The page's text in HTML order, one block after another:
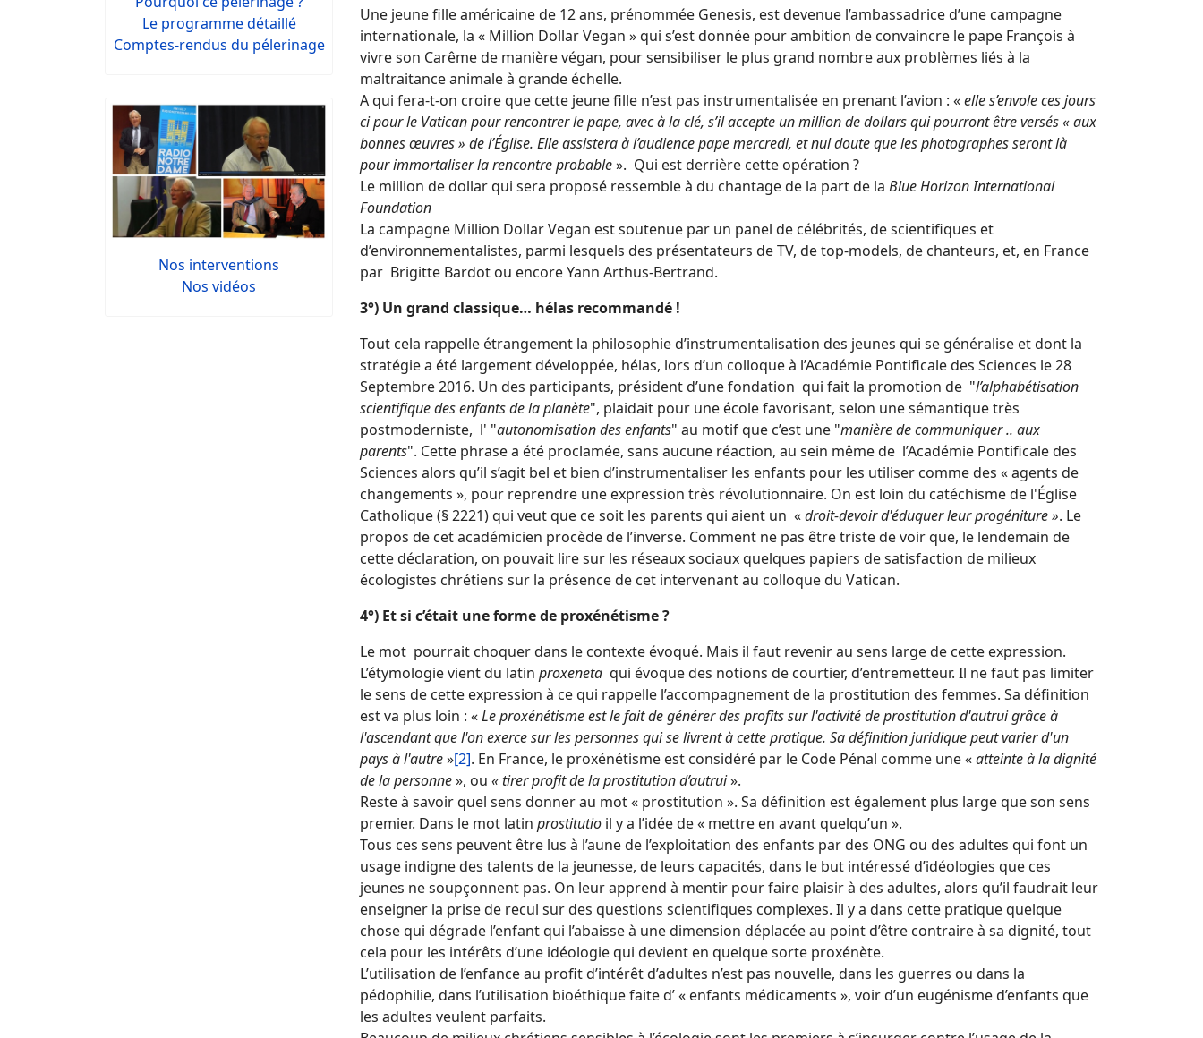
Le programme détaillé
Comptes-rendus du pélerinage
Nos interventions
Nos vidéos
Une jeune fille américaine de 12 ans, prénommée Genesis, est devenue l’ambassadrice d’une campagne
internationale, la « Million Dollar Vegan » qui s’est donnée pour ambition de convaincre le pape François à
vivre son Carême de manière végan, pour sensibiliser le plus grand nombre aux problèmes liés à la
maltraitance animale à grande échelle.
A qui fera-t-on croire que cette jeune fille n’est pas instrumentalisée en prenant l’avion : «elle s’envole ces jours
ci pour le Vatican pour rencontrer le pape, avec à la clé, s’il accepte un million de dollars qui pourront être versés « aux
bonnes œuvres » de l’Église. Elle assistera à l’audience pape mercredi, et nul doute que les photographes seront là
pour immortaliser la rencontre probable». Qui est derrière cette opération ?
Le million de dollar qui sera proposé ressemble à du chantage de la part de la Blue Horizon International
Foundation
La campagne Million Dollar Vegan est soutenue par un panel de célébrités, de scientifiques et
d’environnementalistes, parmi lesquels des présentateurs de TV, de top-models, de chanteurs, et, en France
par Brigitte Bardot ou encore Yann Arthus-Bertrand.
3°) Un grand classique… hélas recommandé !
Tout cela rappelle étrangement la philosophie d’instrumentalisation des jeunes qui se généralise et dont la
stratégie a été largement développée, hélas, lors d’un colloque à l’Académie Pontificale des Sciences le 28
Septembre 2016. Un des participants, président d’une fondation qui fait la promotion de "l’alphabétisation
scientifique des enfants de la planète", plaidait pour une école favorisant, selon une sémantique très
postmoderniste, l' "autonomisation des enfants" au motif que c’est une "manière de communiquer .. aux
parents". Cette phrase a été proclamée, sans aucune réaction, au sein même de l’Académie Pontificale des
Sciences alors qu’il s’agit bel et bien d’instrumentaliser les enfants pour les utiliser comme des « agents de
changements », pour reprendre une expression très révolutionnaire. On est loin du catéchisme de l'Église
Catholique (§ 2221) qui veut que ce soit les parents qui aient un «droit-devoir d'éduquer leur progéniture ». Le
propos de cet académicien procède de l’inverse. Comment ne pas être triste de voir que, le lendemain de
cette déclaration, on pouvait lire sur les réseaux sociaux quelques papiers de satisfaction de milieux
écologistes chrétiens sur la présence de cet intervenant au colloque du Vatican.
4°) Et si c’était une forme de proxénétisme ?
Le mot pourrait choquer dans le contexte évoqué. Mais il faut revenir au sens large de cette expression.
L’étymologie vient du latin proxeneta qui évoque des notions de courtier, d’entremetteur. Il ne faut pas limiter
le sens de cette expression à ce qui rappelle l’accompagnement de la prostitution des femmes. Sa définition
est va plus loin : «Le proxénétisme est le fait de générer des profits sur l'activité de prostitution d'autrui grâce à
l'ascendant que l'on exerce sur les personnes qui se livrent à cette pratique. Sa définition juridique peut varier d'un
pays à l'autre»[2]. En France, le proxénétisme est considéré par le Code Pénal comme une «atteinte à la dignité
de la personne», ou « tirer profit de la prostitution d’autrui».
Reste à savoir quel sens donner au mot « prostitution ». Sa définition est également plus large que son sens
premier. Dans le mot latin prostitutio il y a l’idée de « mettre en avant quelqu’un ».
Tous ces sens peuvent être lus à l’aune de l’exploitation des enfants par des ONG ou des adultes qui font un
usage indigne des talents de la jeunesse, de leurs capacités, dans le but intéressé d’idéologies que ces
jeunes ne soupçonnent pas. On leur apprend à mentir pour faire plaisir à des adultes, alors qu’il faudrait leur
enseigner la prise de recul sur des questions scientifiques complexes. Il y a dans cette pratique quelque
chose qui dégrade l’enfant qui l’abaisse à une dimension déplacée au point d’être contraire à sa dignité, tout
cela pour les intérêts d’une idéologie qui devient en quelque sorte proxénète.
L’utilisation de l’enfance au profit d’intérêt d’adultes n’est pas nouvelle, dans les guerres ou dans la
pédophilie, dans l’utilisation bioéthique faite d’ « enfants médicaments », voir d’un eugénisme d’enfants que
les adultes veulent parfaits.